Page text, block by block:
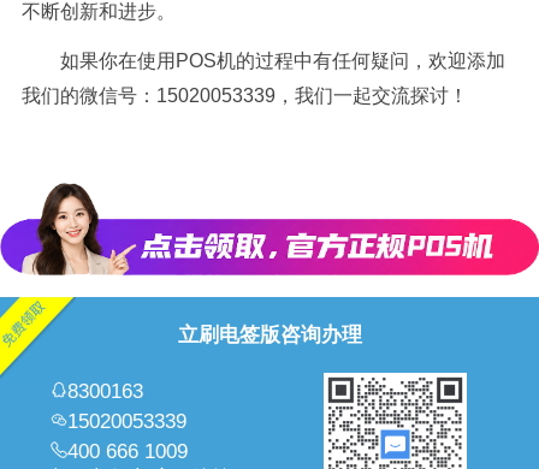
不断创新和进步。
如果你在使用POS机的过程中有任何疑问，欢迎添加
我们的微信号：15020053339，我们一起交流探讨！
立刷电签版咨询办理
8300163
15020053339
400 666 1009